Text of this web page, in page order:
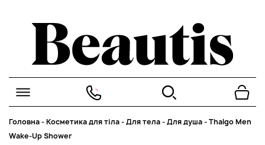
Головна-Косметика для тіла-Для тела-Для душа-Thalgo Men
Wake-Up Shower